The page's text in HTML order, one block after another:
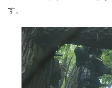
す。